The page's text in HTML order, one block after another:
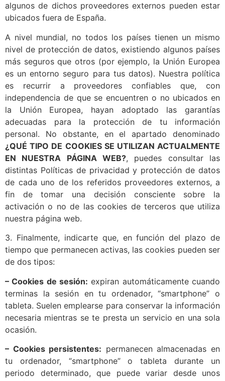
algunos de dichos proveedores externos pueden estar
ubicados fuera de España.
A nivel mundial, no todos los países tienen un mismo
nivel de protección de datos, existiendo algunos países
más seguros que otros (por ejemplo, la Unión Europea
es un entorno seguro para tus datos). Nuestra política
es recurrir a proveedores confiables que, con
independencia de que se encuentren o no ubicados en
la Unión Europea, hayan adoptado las garantías
adecuadas para la protección de tu información
personal. No obstante, en el apartado denominado
¿QUÉ TIPO DE COOKIES SE UTILIZAN ACTUALMENTE
EN NUESTRA PÁGINA WEB?, puedes consultar las
distintas Políticas de privacidad y protección de datos
de cada uno de los referidos proveedores externos, a
fin de tomar una decisión consciente sobre la
activación o no de las cookies de terceros que utiliza
nuestra página web.
3. Finalmente, indicarte que, en función del plazo de
tiempo que permanecen activas, las cookies pueden ser
de dos tipos:
– Cookies de sesión: expiran automáticamente cuando
terminas la sesión en tu ordenador, “smartphone” o
tableta. Suelen emplearse para conservar la información
necesaria mientras se te presta un servicio en una sola
ocasión.
– Cookies persistentes: permanecen almacenadas en
tu ordenador, “smartphone” o tableta durante un
periodo determinado, que puede variar desde unos